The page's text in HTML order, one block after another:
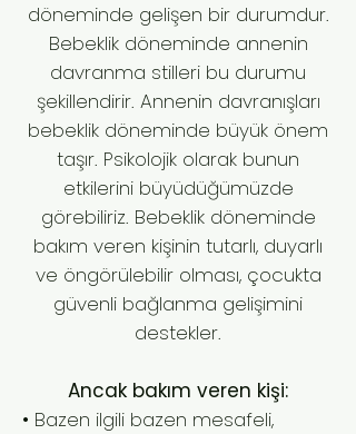
döneminde gelişen bir durumdur.
Bebeklik döneminde annenin
davranma stilleri bu durumu
şekillendirir. Annenin davranışları
bebeklik döneminde büyük önem
taşır. Psikolojik olarak bunun
etkilerini büyüdüğümüzde
görebiliriz. Bebeklik döneminde
bakım veren kişinin tutarlı, duyarlı
ve öngörülebilir olması, çocukta
güvenli bağlanma gelişimini
destekler.
Ancak bakım veren kişi:
• Bazen ilgili bazen mesafeli,